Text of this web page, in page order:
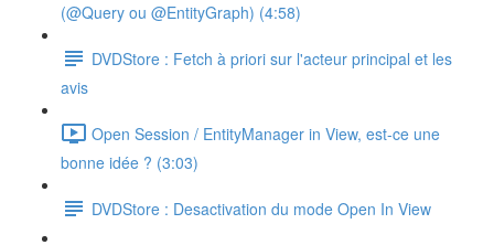
(@Query ou @EntityGraph) (4:58)
DVDStore : Fetch à priori sur l'acteur principal et les
avis
Open Session / EntityManager in View, est-ce une
bonne idée ? (3:03)
DVDStore : Desactivation du mode Open In View